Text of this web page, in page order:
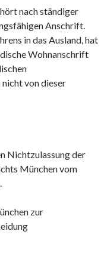
nach ständiger
Anschrift.
in das Ausland, hat
Wohnanschrift
von dieser
Nichtzulassung der
München vom
zur